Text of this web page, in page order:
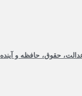
حقوق، حافظه و آینده‌